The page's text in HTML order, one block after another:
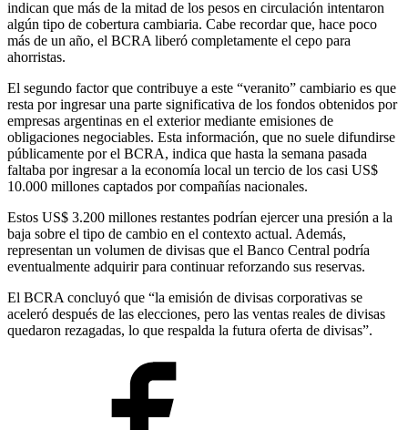
indican que más de la mitad de los pesos en circulación intentaron
algún tipo de cobertura cambiaria. Cabe recordar que, hace poco
más de un año, el BCRA liberó completamente el cepo para
ahorristas.
El segundo factor que contribuye a este “veranito” cambiario es que
resta por ingresar una parte significativa de los fondos obtenidos por
empresas argentinas en el exterior mediante emisiones de
obligaciones negociables. Esta información, que no suele difundirse
públicamente por el BCRA, indica que hasta la semana pasada
faltaba por ingresar a la economía local un tercio de los casi US$
10.000 millones captados por compañías nacionales.
Estos US$ 3.200 millones restantes podrían ejercer una presión a la
baja sobre el tipo de cambio en el contexto actual. Además,
representan un volumen de divisas que el Banco Central podría
eventualmente adquirir para continuar reforzando sus reservas.
El BCRA concluyó que “la emisión de divisas corporativas se
aceleró después de las elecciones, pero las ventas reales de divisas
quedaron rezagadas, lo que respalda la futura oferta de divisas”.